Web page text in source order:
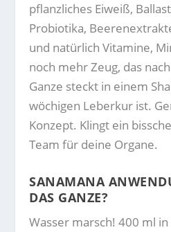
pflanzliches Eiweiß,
Probiotika,
und natürlich Vitamine,
noch mehr Zeug, das
Ganze steckt in einem
wöchigen Leberkur ist.
Konzept. Klingt ein
Team für deine Organe.
SANAMANA
DAS GANZE?
Wasser marsch! 400 ml